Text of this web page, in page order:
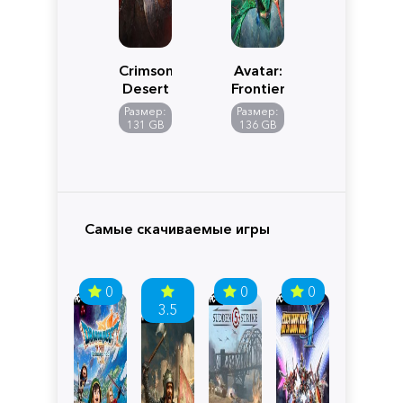
Crimson
Desert
Размер:
131 GB
Avatar:
Frontiers
of
Pandora
Размер:
136 GB
Самые скачиваемые игры
0
3.5
0 0